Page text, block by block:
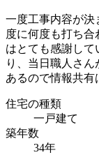
一度工事内容が決
度に何度も打ち
はとても感謝して
り、当日職人さ
あるので情報共有
住宅の種類
一戸建て
築年数
34年